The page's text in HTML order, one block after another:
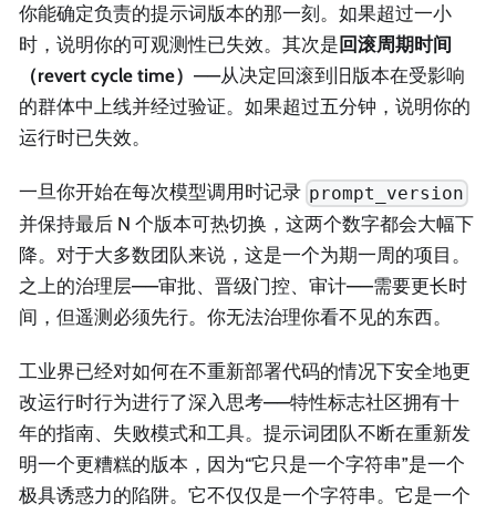
你能确定负责的提示词版本的那一刻。如果超过一小
时，说明你的可观测性已失效。其次是回滚周期时间
（revert cycle time） ——从决定回滚到旧版本在受影响
的群体中上线并经过验证。如果超过五分钟，说明你的
运行时已失效。
一旦你开始在每次模型调用时记录 prompt_version
并保持最后 N 个版本可热切换，这两个数字都会大幅下
降。对于大多数团队来说，这是一个为期一周的项目。
之上的治理层——审批、晋级门控、审计——需要更长时
间，但遥测必须先行。你无法治理你看不见的东西。
工业界已经对如何在不重新部署代码的情况下安全地更
改运行时行为进行了深入思考——特性标志社区拥有十
年的指南、失败模式和工具。提示词团队不断在重新发
明一个更糟糕的版本，因为“它只是一个字符串”是一个
极具诱惑力的陷阱。它不仅仅是一个字符串。它是一个